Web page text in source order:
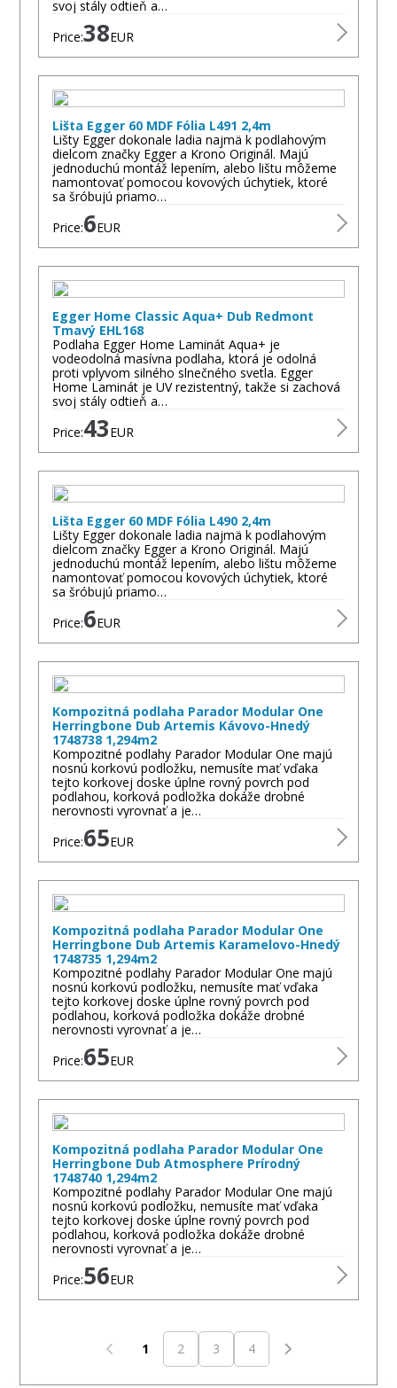
svoj stály odtieň a…
Price:38EUR
Lišta Egger 60 MDF Fólia L491 2,4m
Lišty Egger dokonale ladia najmä k podlahovým
dielcom značky Egger a Krono Originál. Majú
jednoduchú montáž lepením, alebo lištu môžeme
namontovať pomocou kovových úchytiek, ktoré
sa šróbujú priamo…
Price:6EUR
Egger Home Classic Aqua+ Dub Redmont
Tmavý EHL168
Podlaha Egger Home Laminát Aqua+ je
vodeodolná masívna podlaha, ktorá je odolná
proti vplyvom silného slnečného svetla. Egger
Home Laminát je UV rezistentný, takže si zachová
svoj stály odtieň a…
Price:43EUR
Lišta Egger 60 MDF Fólia L490 2,4m
Lišty Egger dokonale ladia najmä k podlahovým
dielcom značky Egger a Krono Originál. Majú
jednoduchú montáž lepením, alebo lištu môžeme
namontovať pomocou kovových úchytiek, ktoré
sa šróbujú priamo…
Price:6EUR
Kompozitná podlaha Parador Modular One
Herringbone Dub Artemis Kávovo-Hnedý
1748738 1,294m2
Kompozitné podlahy Parador Modular One majú
nosnú korkovú podložku, nemusíte mať vďaka
tejto korkovej doske úplne rovný povrch pod
podlahou, korková podložka dokáže drobné
nerovnosti vyrovnať a je…
Price:65EUR
Kompozitná podlaha Parador Modular One
Herringbone Dub Artemis Karamelovo-Hnedý
1748735 1,294m2
Kompozitné podlahy Parador Modular One majú
nosnú korkovú podložku, nemusíte mať vďaka
tejto korkovej doske úplne rovný povrch pod
podlahou, korková podložka dokáže drobné
nerovnosti vyrovnať a je…
Price:65EUR
Kompozitná podlaha Parador Modular One
Herringbone Dub Atmosphere Prírodný
1748740 1,294m2
Kompozitné podlahy Parador Modular One majú
nosnú korkovú podložku, nemusíte mať vďaka
tejto korkovej doske úplne rovný povrch pod
podlahou, korková podložka dokáže drobné
nerovnosti vyrovnať a je…
Price:56EUR
1 2 3 4